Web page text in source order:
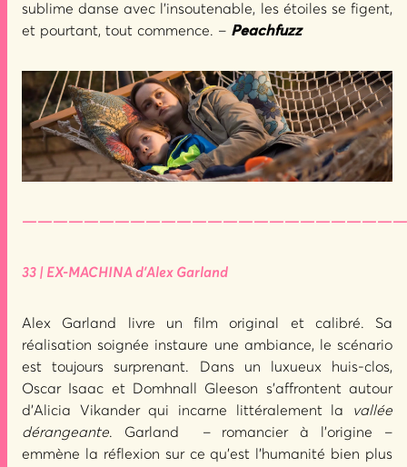
sublime danse avec l’insoutenable, les étoiles se figent,
et pourtant, tout commence. – Peachfuzz
33 | EX-MACHINA d’Alex Garland
Alex Garland livre un film original et calibré. Sa
réalisation soignée instaure une ambiance, le scénario
est toujours surprenant. Dans un luxueux huis-clos,
Oscar Isaac et Domhnall Gleeson s’affrontent autour
d’Alicia Vikander qui incarne littéralement la
vallée
dérangeante. Garland – romancier à l’origine –
emmène la réflexion sur ce qu’est l’humanité bien plus